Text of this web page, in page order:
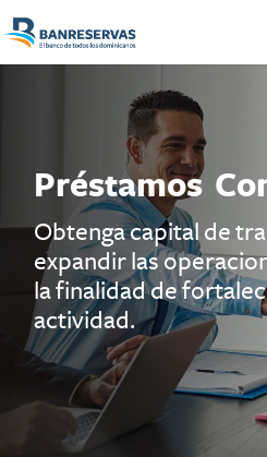
Préstamos
Obtenga capital de
expandir las
la finalidad de
actividad.